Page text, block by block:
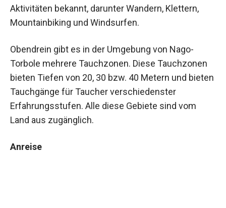
Aktivitäten bekannt, darunter Wandern, Klettern,
Mountainbiking und Windsurfen.
Obendrein gibt es in der Umgebung von Nago-
Torbole mehrere Tauchzonen. Diese Tauchzonen
bieten Tiefen von 20, 30 bzw. 40 Metern und bieten
Tauchgänge für Taucher verschiedenster
Erfahrungsstufen. Alle diese Gebiete sind vom
Land aus zugänglich.
Anreise